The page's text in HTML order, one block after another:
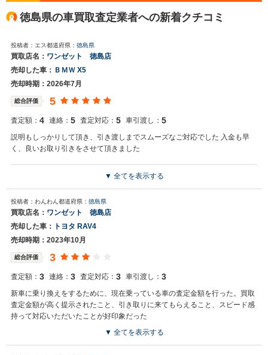
徳島県の車買取査定業者への新着クチコミ
投稿者：エス都道府県： 徳島県
買取店名： ワンゼット 徳島店
売却した車： ＢＭＷ X5
売却時期：2026年7月
総合評価 5
査定額： 4 連絡： 5 査定対応： 5 車引渡し： 5
説明もしっかりして頂き、引き渡しまでスムーズなご対応でした 入金も早
く、良いお取り引きをさせて頂きました
ます。 この様な素晴らしい評価をいただき嬉しく思います。 今後とも
よろしくお願いいたします。
▼ 全てを表示する
投稿者：わんわん都道府県： 徳島県
買取店名： ワンゼット 徳島店
売却した車：
トヨタ RAV4
売却時期：2023年10月
総合評価 3
査定額： 3 連絡： 3 査定対応： 3 車引渡し： 3
新車に乗り換えをするために、現在乗っている車の査定金額を行った。買取
査定金額が高く提示されたこと、引き取りに来てもらえること、スピード感
持って対応いただいたことが好印象だった
買取店からの返信
▼ 全てを表示する